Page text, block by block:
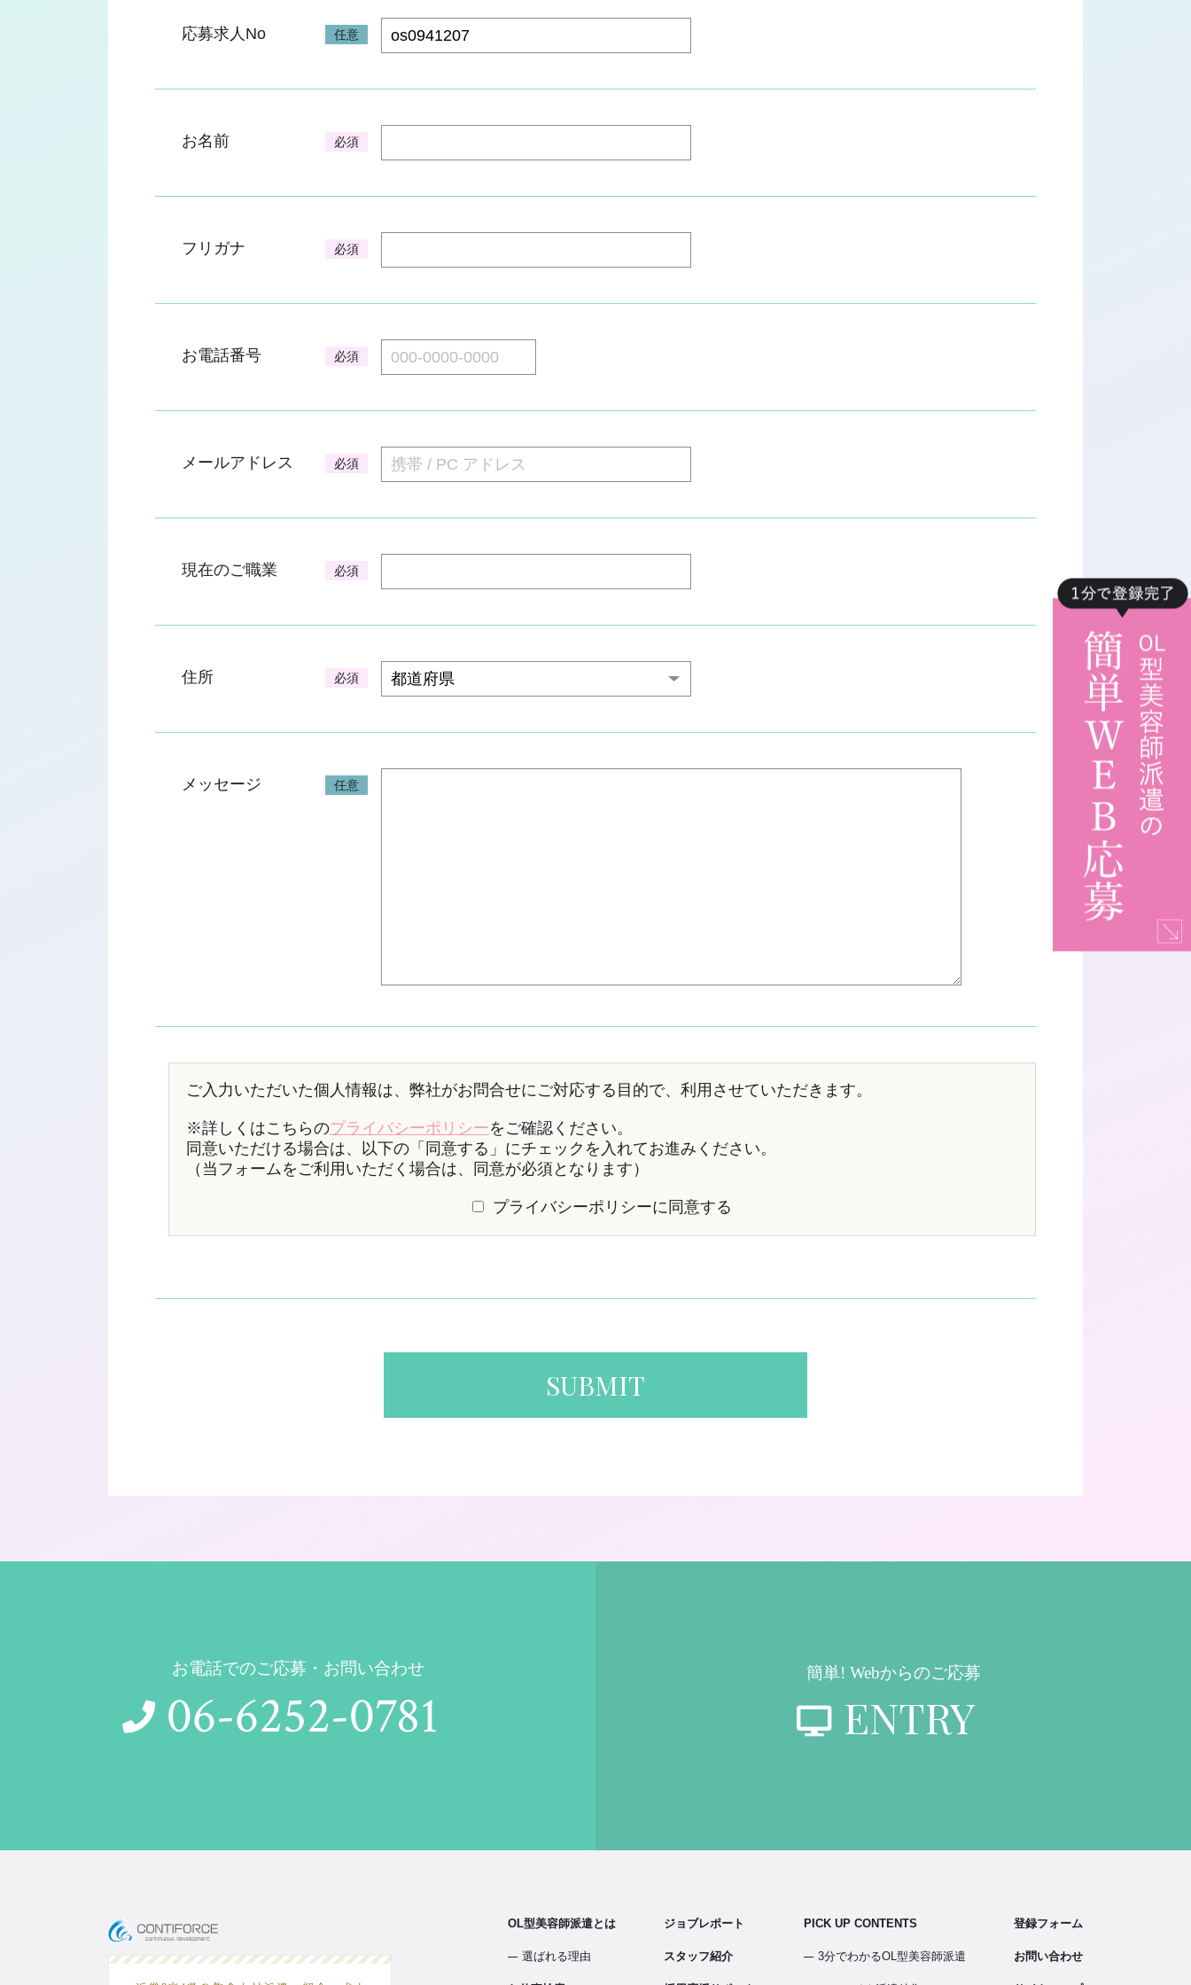
応募求人No 任意
お名前 必須
フリガナ 必須
お電話番号 必須
メールアドレス 必須
現在のご職業 必須
住所 必須
メッセージ 任意
ご入力いただいた個人情報は、弊社がお問合せにご対応する目的で、利用させていただきます。
※詳しくはこちらのプライバシーポリシーをご確認ください。
同意いただける場合は、以下の「同意する」にチェックを入れてお進みください。
（当フォームをご利用いただく場合は、同意が必須となります）
プライバシーポリシーに同意する
お電話でのご応募・お問い合わせ
06-6252-0781
簡単! Webからのご応募
ENTRY
OL型美容師派遣とは
選ばれる理由
ジョブレポート
スタッフ紹介
PICK UP CONTENTS
3分でわかるOL型美容師派遣
登録フォーム
お問い合わせ